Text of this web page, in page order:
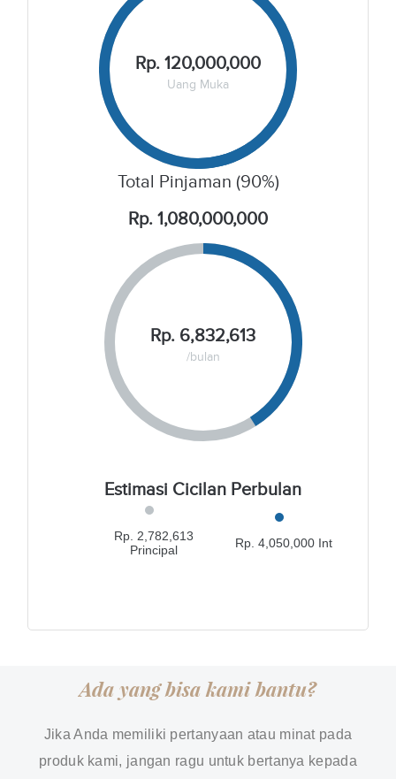
Rp. 120,000,000
Uang Muka
Total Pinjaman (90%)
Rp. 1,080,000,000
Rp. 6,832,613
/bulan
Estimasi Cicilan Perbulan
Rp. 2,782,613
Principal
Rp. 4,050,000 Int
Ada yang bisa kami bantu?
Jika Anda memiliki pertanyaan atau minat pada
produk kami, jangan ragu untuk bertanya kepada